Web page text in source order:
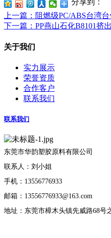
分享到：
上一篇 ：阻燃级PC/ABS台湾
下一篇 ：PP燕山石化B8101挤
关于我们
实力展示
荣誉资质
合作客户
联系我们
联系我们
东莞市华韵塑胶原料有限公司
联系人：刘小姐
手机：13556776933
邮箱：13556776933@163.com
地址：东莞市樟木头镇先威路68号